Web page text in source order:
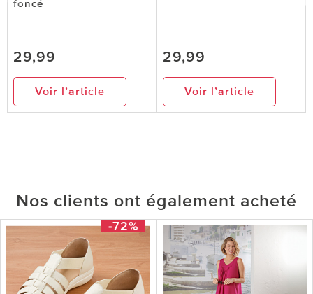
foncé
29,99
Voir l’article
29,99
Voir l’article
Nos clients ont également acheté
-72%